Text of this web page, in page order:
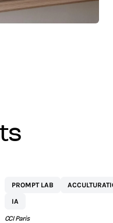
PROMPT LAB
IA
CCI Paris